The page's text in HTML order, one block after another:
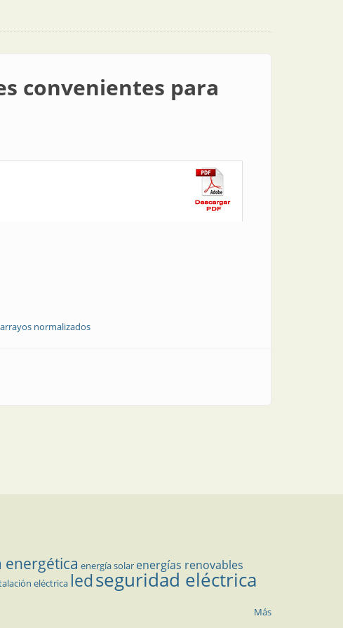
convenientes para
normalizados
energética energía solar energías renovables
eléctrica ledseguridad eléctrica
Más